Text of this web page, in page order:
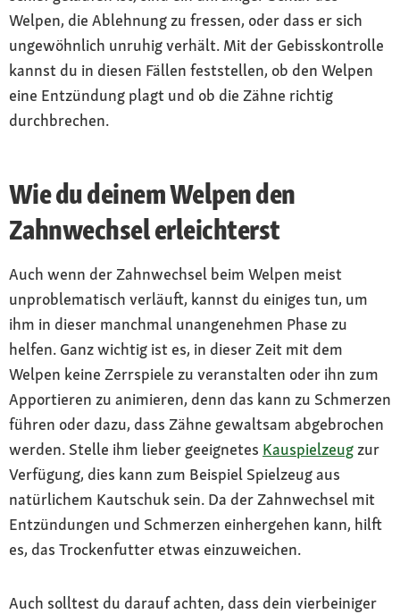
Welpen, die Ablehnung zu fressen, oder dass er sich
ungewöhnlich unruhig verhält. Mit der Gebisskontrolle
kannst du in diesen Fällen feststellen, ob den Welpen
eine Entzündung plagt und ob die Zähne richtig
durchbrechen.
Wie du deinem Welpen den
Zahnwechsel erleichterst
Auch wenn der Zahnwechsel beim Welpen meist
unproblematisch verläuft, kannst du einiges tun, um
ihm in dieser manchmal unangenehmen Phase zu
helfen. Ganz wichtig ist es, in dieser Zeit mit dem
Welpen keine Zerrspiele zu veranstalten oder ihn zum
Apportieren zu animieren, denn das kann zu Schmerzen
führen oder dazu, dass Zähne gewaltsam abgebrochen
werden. Stelle ihm lieber geeignetes Kauspielzeugzur
Verfügung, dies kann zum Beispiel Spielzeug aus
natürlichem Kautschuk sein. Da der Zahnwechsel mit
Entzündungen und Schmerzen einhergehen kann, hilft
es, das Trockenfutter etwas einzuweichen.
Auch solltest du darauf achten, dass dein vierbeiniger